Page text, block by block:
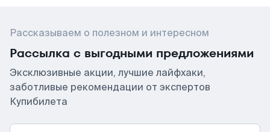
Рассказываем о полезном и интересном
Рассылка с выгодными предложениями
Эксклюзивные акции, лучшие лайфхаки,
заботливые рекомендации от экспертов
Купибилета